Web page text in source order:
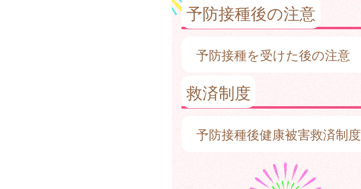
予防接種後の注意
予防接種を受けた後の注意
救済制度
予防接種後健康被害救済制度